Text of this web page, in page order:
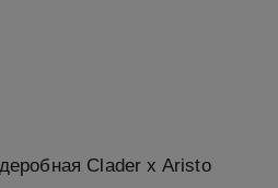
Clader x Aristo